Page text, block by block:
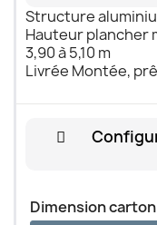
Structure
Hauteur plancher
3,90 à 5,10 m
Livrée Montée,
Dimension carton